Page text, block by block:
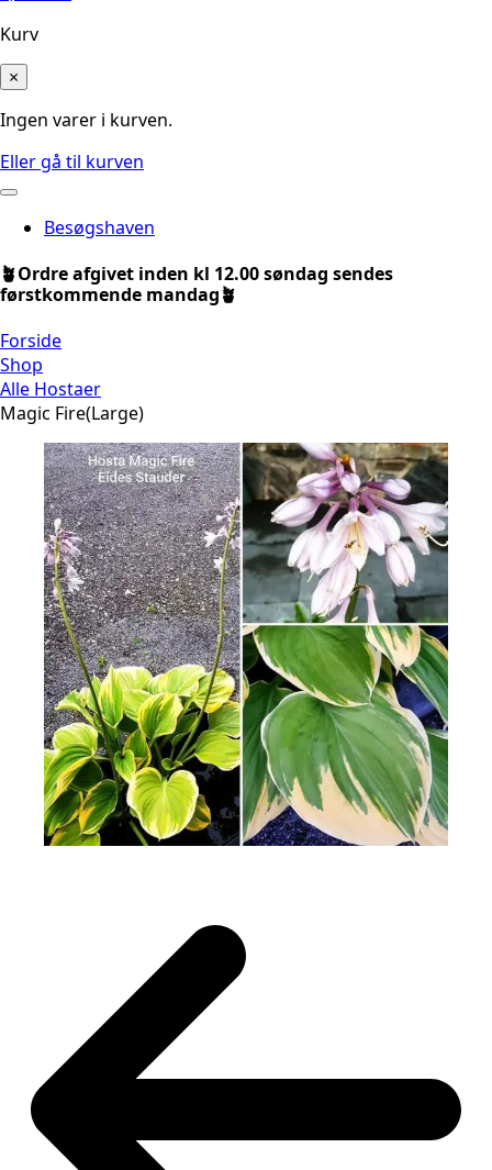
Kurv
×
Ingen varer i kurven.
Eller gå til kurven
Besøgshaven
🪴Ordre afgivet inden kl 12.00 søndag sendes
førstkommende mandag🪴
Forside
Shop
Alle Hostaer
Magic Fire(Large)